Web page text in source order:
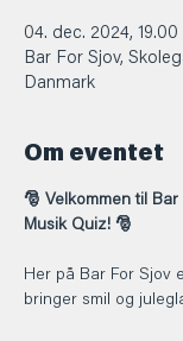
04. dec. 2024, 19.00
Bar For Sjov,
Danmark
Om eventet
🎅 Velkommen til
Musik Quiz! 🎅
Her på Bar For Sjov
bringer smil og